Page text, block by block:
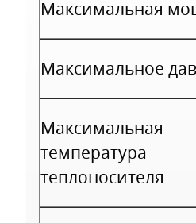
Максимальная
Максимальное
Максимальная
температура
теплоносителя